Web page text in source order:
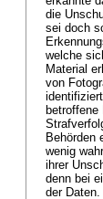
die
sei doch
welche
Material
von
Behörden
wenig
ihrer
denn bei
der